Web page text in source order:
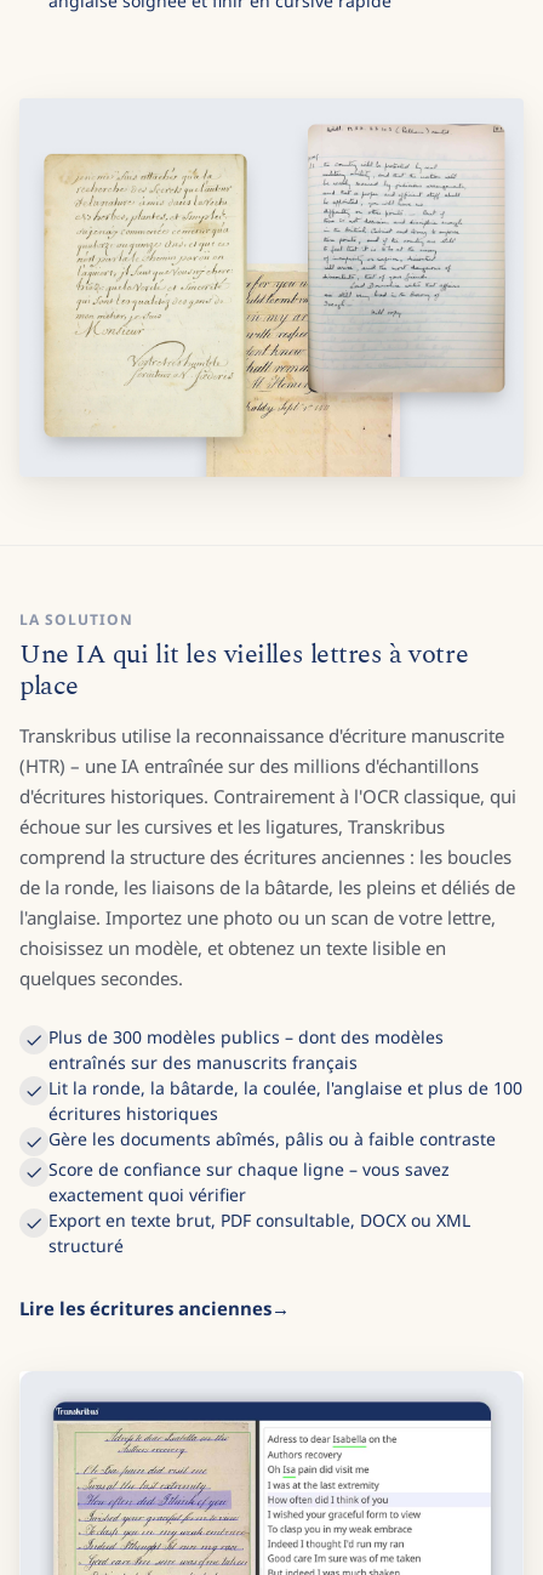
LA SOLUTION
Une IA qui lit les vieilles lettres à votre
place
Transkribus utilise la reconnaissance d'écriture manuscrite
(HTR) – une IA entraînée sur des millions d'échantillons
d'écritures historiques. Contrairement à l'OCR classique, qui
échoue sur les cursives et les ligatures, Transkribus
comprend la structure des écritures anciennes : les boucles
de la ronde, les liaisons de la bâtarde, les pleins et déliés de
l'anglaise. Importez une photo ou un scan de votre lettre,
choisissez un modèle, et obtenez un texte lisible en
quelques secondes.
Plus de 300 modèles publics – dont des modèles
entraînés sur des manuscrits français
Lit la ronde, la bâtarde, la coulée, l'anglaise et plus de 100
écritures historiques
Gère les documents abîmés, pâlis ou à faible contraste
Score de confiance sur chaque ligne – vous savez
exactement quoi vérifier
Export en texte brut, PDF consultable, DOCX ou XML
structuré
Lire les écritures anciennes